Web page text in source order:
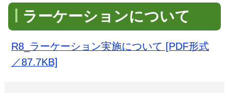
ラーケーションについて
R8_ラーケーション実施について [PDF形式
／87.7KB]